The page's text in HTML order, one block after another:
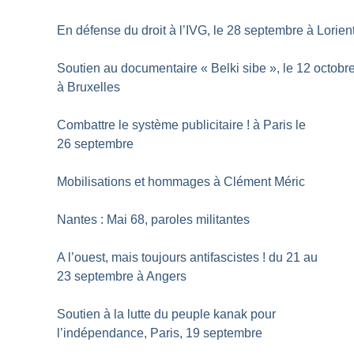
En défense du droit à l’IVG, le 28 septembre à
Soutien au documentaire « Belki sibe », le 12
à Bruxelles
Combattre le système publicitaire ! à Paris le
26 septembre
Mobilisations et hommages à Clément Méric
Nantes : Mai 68, paroles militantes
A l’ouest, mais toujours antifascistes ! du 21 au
23 septembre à Angers
Soutien à la lutte du peuple kanak pour
l’indépendance, Paris, 19 septembre